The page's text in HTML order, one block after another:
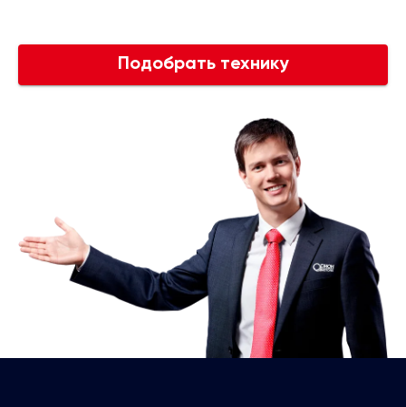
Подобрать технику